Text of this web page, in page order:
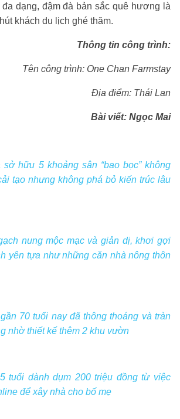
dạng, đậm đà bản sắc quê hương là
khách du lịch ghé thăm.
Thông tin công trình:
Tên công trình: One Chan Farmstay
Địa điểm: Thái Lan
Bài viết: Ngọc Mai
sở hữu 5 khoảng sân “bao bọc” không
tạo nhưng không phá bỏ kiến trúc lâu
nung mộc mạc và giản dị, khơi gợi
yên tựa như những căn nhà nông thôn
70 tuổi nay đã thông thoáng và tràn
nhờ thiết kế thêm 2 khu vườn
tuổi dành dụm 200 triệu đồng từ việc
để xây nhà cho bố mẹ